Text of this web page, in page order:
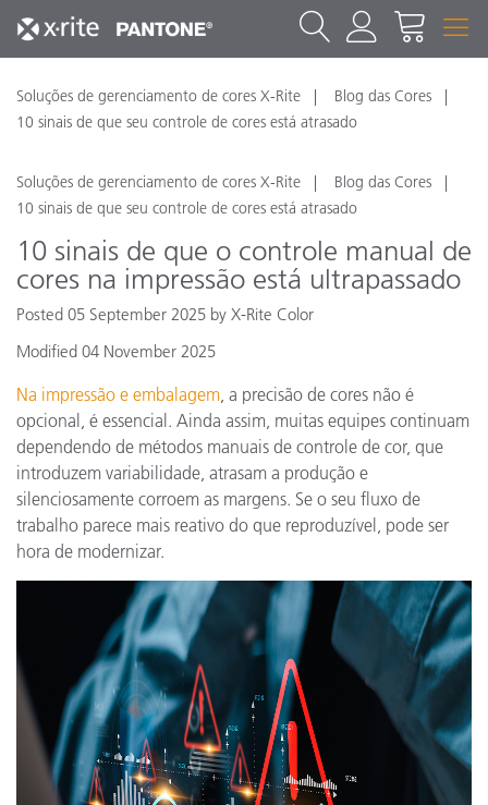
Soluções de gerenciamento de cores X-Rite
Blog das Cores
10 sinais de que seu controle de cores está atrasado
Soluções de gerenciamento de cores X-Rite
Blog das Cores
10 sinais de que seu controle de cores está atrasado
10 sinais de que o controle manual de
cores na impressão está ultrapassado
Posted 05 September 2025 by X-Rite Color
Modified 04 November 2025
Na impressão e embalagem, a precisão de cores não é
opcional, é essencial. Ainda assim, muitas equipes continuam
dependendo de métodos manuais de controle de cor, que
introduzem variabilidade, atrasam a produção e
silenciosamente corroem as margens. Se o seu fluxo de
trabalho parece mais reativo do que reproduzível, pode ser
hora de modernizar.